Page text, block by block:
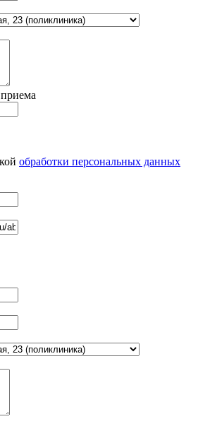
обработки персональных данных